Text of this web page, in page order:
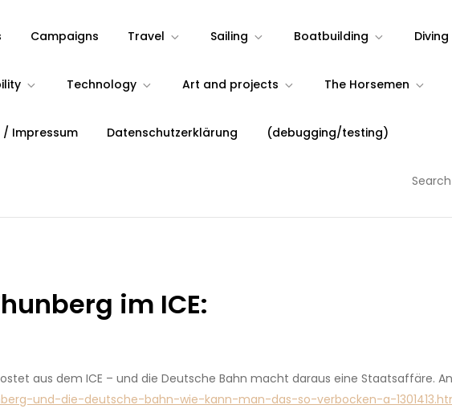
Campaigns Travel Sailing Boatbuilding
Technology Art and projects The Horsemen
Impressum Datenschutzerklärung (debugging/testing)
for:
im ICE:
aus dem ICE – und die Deutsche Bahn macht daraus eine Staatsaffäre.
und-die-deutsche-bahn-wie-kann-man-das-so-verbocken-a-